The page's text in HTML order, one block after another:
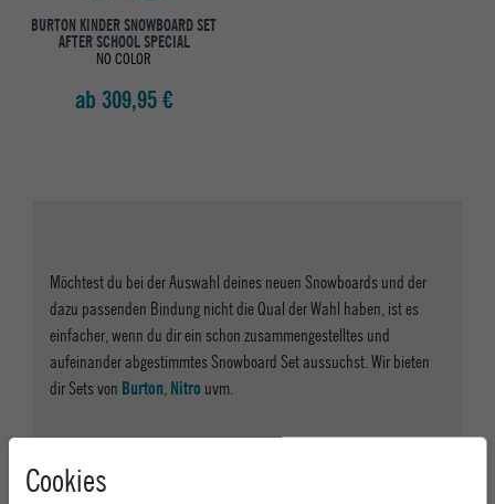
BURTON KINDER SNOWBOARD SET
AFTER SCHOOL SPECIAL
NO COLOR
ab 309,95 €
Möchtest du bei der Auswahl deines neuen Snowboards und der
dazu passenden Bindung nicht die Qual der Wahl haben, ist es
einfacher, wenn du dir ein schon zusammengestelltes und
aufeinander abgestimmtes Snowboard Set aussuchst. Wir bieten
dir Sets von Burton Nitro uvm.
Snowboardbindungen Guide
Cookies